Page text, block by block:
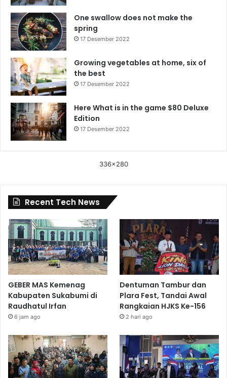
One swallow does not make the
spring
17 Desember 2022
Growing vegetables at home, six of
the best
17 Desember 2022
Here What is in the game $80 Deluxe
Edition
17 Desember 2022
336x280
Recent Tech News
GEBER MAS Kemenag
Kabupaten Sukabumi di
Raudhatul Irfan
6 jam ago
Dentuman Tambur dan
Plara Fest, Tandai Awal
Rangkaian HJKS Ke-156
2 hari ago